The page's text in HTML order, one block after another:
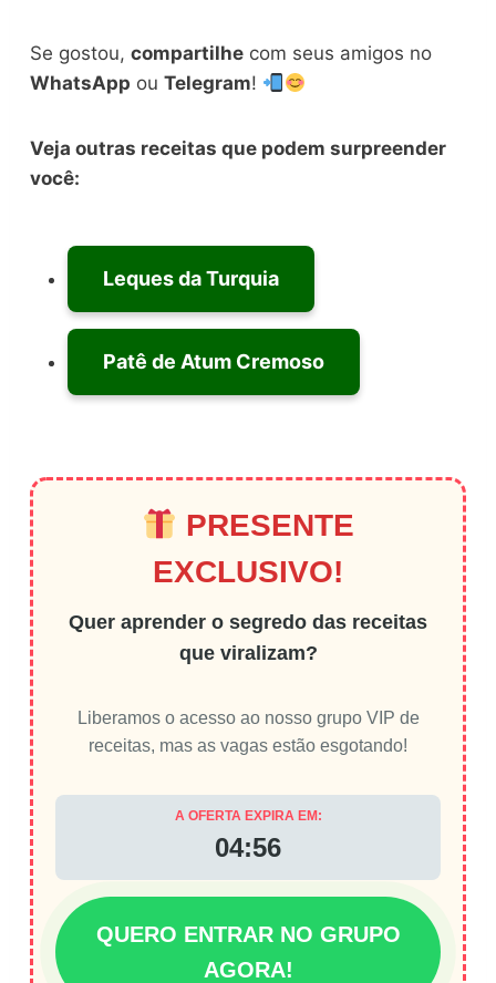
Se gostou,compartilhe com seus amigos no
WhatsApp ouTelegram!
Veja outras receitas que podem surpreender
você:
Leques da Turquia
Patê de Atum Cremoso
PRESENTE
EXCLUSIVO!
Quer aprender o segredo das receitas
que viralizam?
Liberamos o acesso ao nosso grupo VIP de
receitas, mas as vagas estão esgotando!
A OFERTA EXPIRA EM:
04:55
QUERO ENTRAR NO GRUPO
AGORA!